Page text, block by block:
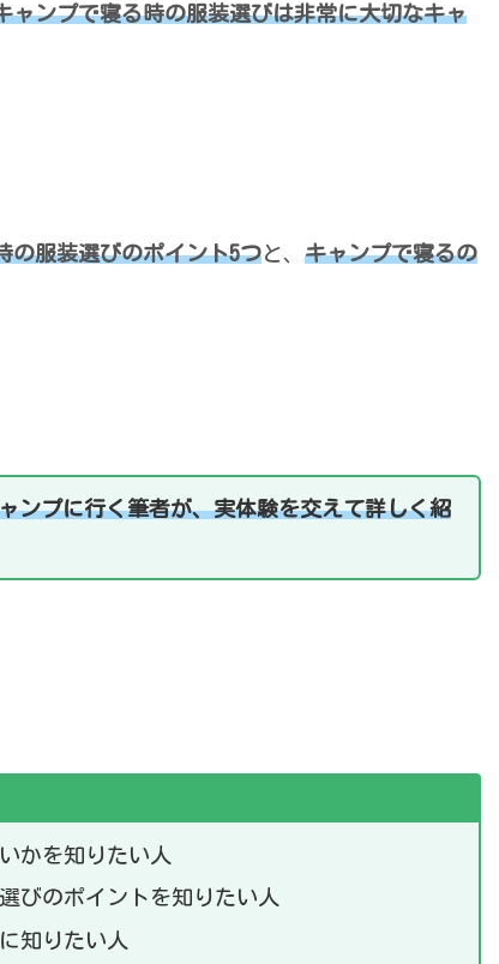
ャンプで寝る時の服装選びは非常に大切なキャ
の服装選びのポイント5つと、 キャンプで寝るの
ンプに行く筆者が、実体験を交えて詳しく紹
かを知りたい人
びのポイントを知りたい人
知りたい人